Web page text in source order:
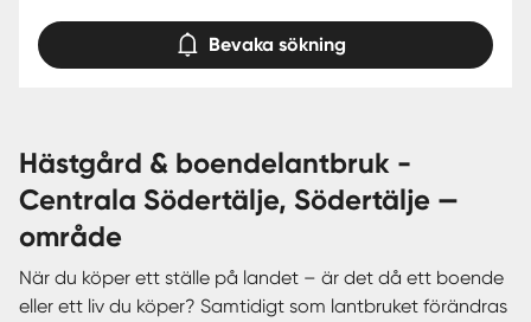
Bevaka sökning
hästgård & boendelantbruk -
Centrala Södertälje, Södertälje —
område
När du köper ett ställe på landet – är det då ett boende
eller ett liv du köper? Samtidigt som lantbruket förändras